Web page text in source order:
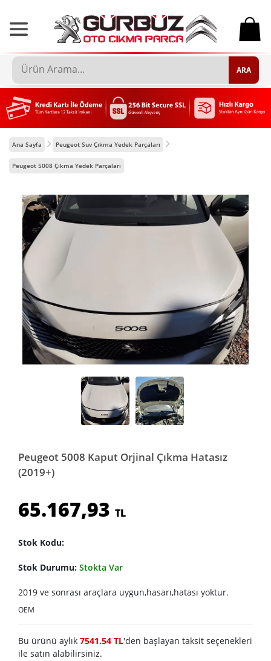
0
ARA
Ana Sayfa Peugeot Suv Çıkma Yedek Parçaları
Peugeot 5008 Çıkma Yedek Parçaları
Peugeot 5008 Kaput Orjinal Çıkma Hatasız
(2019+)
65.167,93 TL
Stok Kodu:
Stok Durumu: Stokta Var
2019 ve sonrası araçlara uygun,hasarı,hatası yoktur.
OEM
Bu ürünü aylık 7541.54 TL'den başlayan taksit seçenekleri
ile satın alabilirsiniz.